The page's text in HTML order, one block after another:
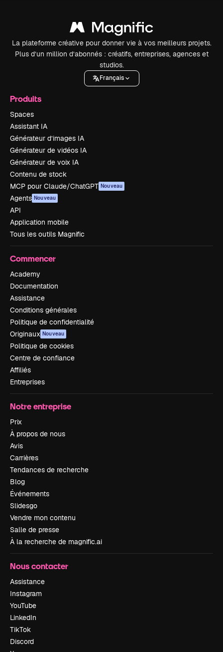
La plateforme créative pour donner vie à vos meilleurs projets.
Plus d’un million d’abonnés : créatifs, entreprises, agences et
studios.
Français
Produits
Spaces
Assistant IA
Générateur d’images IA
Générateur de vidéos IA
Générateur de voix IA
Contenu de stock
MCP pour Claude/ChatGPT Nouveau
Agents Nouveau
API
Application mobile
Tous les outils Magnific
Commencer
Academy
Documentation
Assistance
Conditions générales
Politique de confidentialité
Originaux Nouveau
Politique de cookies
Centre de confiance
Affiliés
Entreprises
Notre entreprise
Prix
À propos de nous
Avis
Carrières
Tendances de recherche
Blog
Événements
Slidesgo
Vendre mon contenu
Salle de presse
À la recherche de magnific.ai
Nous contacter
Assistance
Instagram
YouTube
LinkedIn
TikTok
Discord